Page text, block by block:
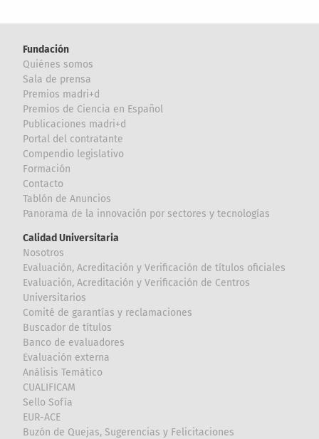
Fundación
Quiénes somos
Sala de prensa
Premios madri+d
Premios de Ciencia en Español
Publicaciones madri+d
Portal del contratante
Compendio legislativo
Formación
Contacto
Tablón de Anuncios
Panorama de la innovación por sectores y tecnologías
Calidad Universitaria
Nosotros
Evaluación, Acreditación y Verificación de títulos oficiales
Evaluación, Acreditación y Verificación de Centros
Universitarios
Comité de garantías y reclamaciones
Buscador de títulos
Banco de evaluadores
Evaluación externa
Análisis Temático
CUALIFICAM
Sello Sofía
EUR-ACE
Buzón de Quejas, Sugerencias y Felicitaciones